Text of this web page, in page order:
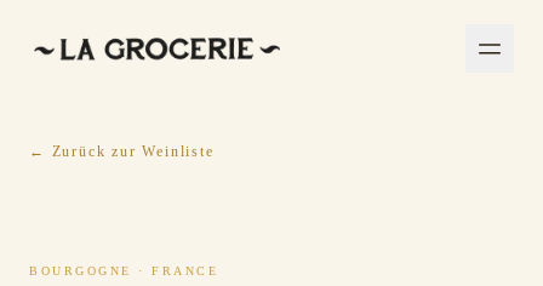
← Zurück zur Weinliste
BOURGOGNE · FRANCE